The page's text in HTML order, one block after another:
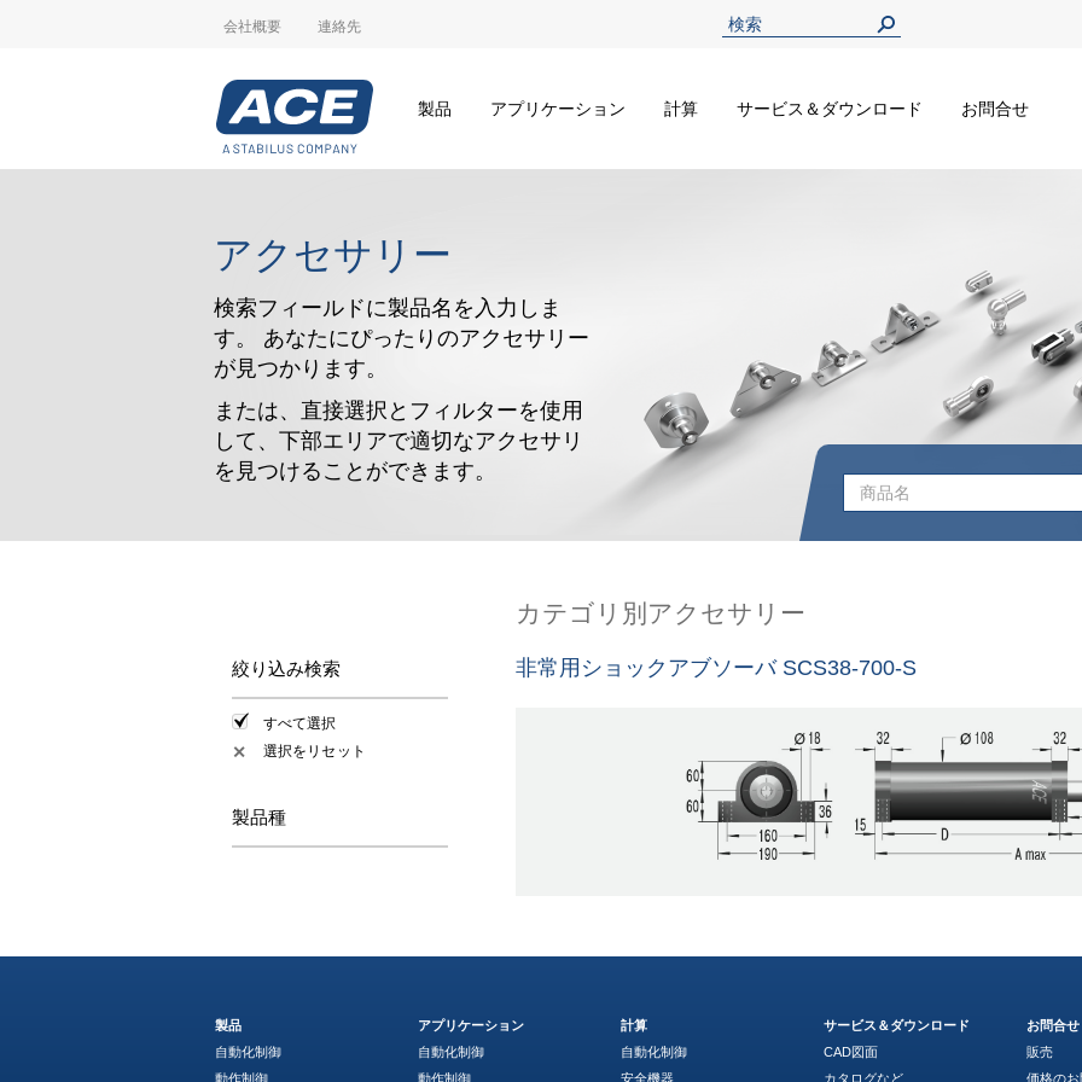
会社概要 連絡先
製品 アプリケーション 計算 サービス＆ダウンロード お問合せ
アクセサリー
検索フィールドに製品名を入力しま
す。 あなたにぴったりのアクセサリー
が見つかります。
または、直接選択とフィルターを使用
して、下部エリアで適切なアクセサリ
を見つけることができます。
絞り込み検索
すべて選択
✕ 選択をリセット
製品種
カテゴリ別アクセサリー
非常用ショックアブソーバ SCS38-700-S
製品
自動化制御
動作制御
アプリケーション
自動化制御
動作制御
計算
自動化制御
安全機器
サービス＆ダウンロード
CAD図面
カタログなど
お問合せ
販売
価格の